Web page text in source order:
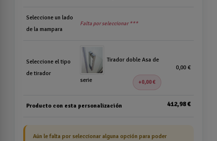
Seleccione un lado
de la mampara
Falta por seleccionar ***
Seleccione el tipo
de tirador
Tirador doble Asa de
serie 0,00 €
0,00 €
Producto con esta personalización 412,98 €
Aún le falta por seleccionar alguna opción para poder